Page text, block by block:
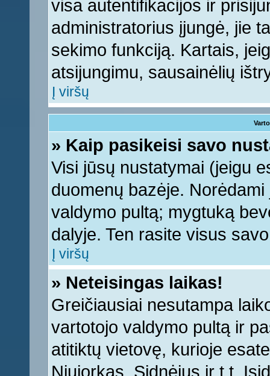
visa autentifikacijos ir
administratorius įjungė, jie
sekimo funkciją. Kartais,
atsijungimu, sausainėlių
Į viršų
» Kaip pasikeisi savo
Visi jūsų nustatymai (jeigu
duomenų bazėje.
valdymo pultą; mygtuką
dalyje. Ten rasite visus
Į viršų
» Neteisingas laikas!
Greičiausiai nesutampa
vartotojo valdymo pultą ir
atitiktų vietovę, kurioje
Niujorkas, Sidnėjus ir t.t.